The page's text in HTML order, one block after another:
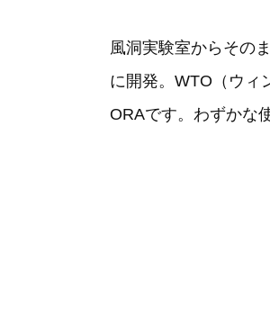
風洞実験室からその
に開発。WTO（ウィ
ORAです。わずかな